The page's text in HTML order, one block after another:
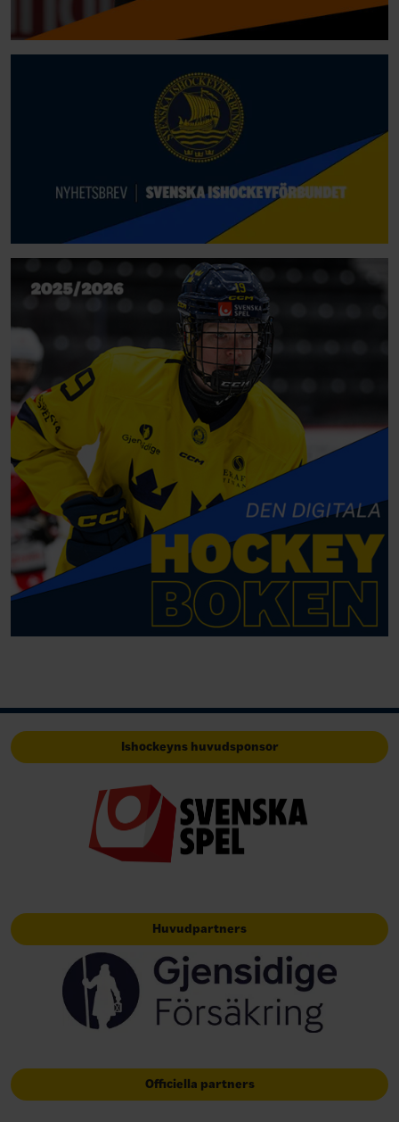
Ishockeyns huvudsponsor
Huvudpartners
Officiella partners